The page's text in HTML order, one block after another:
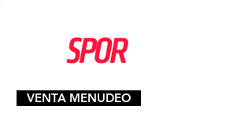
VENTA MENUDEO